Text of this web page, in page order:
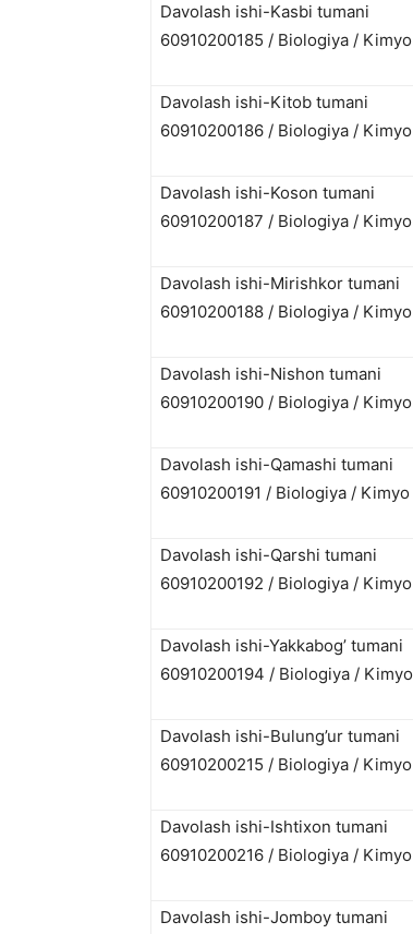
Davolash ishi-Kasbi tumani
60910200185 / Biologiya / Kimyo
Davolash ishi-Kitob tumani
60910200186 / Biologiya / Kimyo
Davolash ishi-Koson tumani
60910200187 / Biologiya / Kimyo
Davolash ishi-Mirishkor tumani
60910200188 / Biologiya / Kimyo
Davolash ishi-Nishon tumani
60910200190 / Biologiya / Kimyo
Davolash ishi-Qamashi tumani
60910200191 / Biologiya / Kimyo
Davolash ishi-Qarshi tumani
60910200192 / Biologiya / Kimyo
Davolash ishi-Yakkabog’ tumani
60910200194 / Biologiya / Kimyo
Davolash ishi-Bulung’ur tumani
60910200215 / Biologiya / Kimyo
Davolash ishi-Ishtixon tumani
60910200216 / Biologiya / Kimyo
Davolash ishi-Jomboy tumani